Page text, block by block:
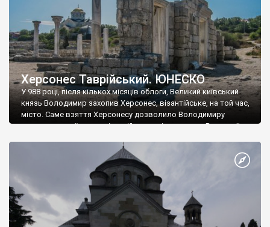
Херсонес Таврійський. ЮНЕСКО
У 988 році, після кількох місяців облоги, Великий київський
князь Володимир захопив Херсонес, візантійське, на той час,
місто. Саме взяття Херсонесу дозволило Володимиру
диктувати свої умови візантійському імператору Василю ІІ, та
Херсонесі Володимир-язичник, став Василем-християнином.
А потім було Хрещення Русі. На честь Херсонесу Таврійського